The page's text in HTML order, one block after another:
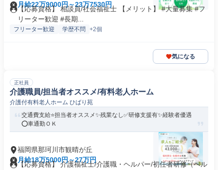
月給22万9000円～23万7530円
【応募資格】 相談員/社会福祉士 【メリット】 #大量募集 #フ
リーター歓迎 #長期...
フリーター歓迎 学歴不問 +2個
気になる
正社員
介護職員/担当者オススメ/有料老人ホーム
介護付有料老人ホーム ひばり苑
交通費支給⭐️担当者オススメ✨残業なし✅️研修支援有✨経験者優遇
⭕️車通勤ＯＫ
福岡県那珂川市観晴が丘
月給18万5000円～27万円
【応募資格】 介護福祉士/介護職・ヘルパー/初任者研修（ヘル